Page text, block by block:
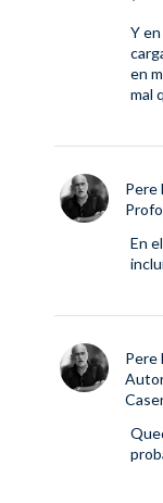
Y
en
mal
Pere
En
Pere